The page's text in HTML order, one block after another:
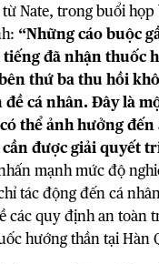
Nate, trong buổi
“Những cáo buộc
đã nhận thuốc
thứ ba thu hồi
cá nhân. Đây là
thể ảnh hưởng đến
được giải quyết
mạnh mức độ
tác động đến cá
các quy định an toàn
hướng thần tại Hàn